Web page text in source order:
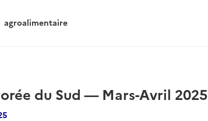
agroalimentaire
du Sud — Mars-Avril 2025